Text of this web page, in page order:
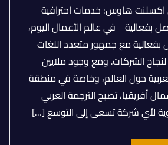
اكسلنت هاوس: خدمات احترافية
بفعالية في عالم الأعمال اليوم،
بفعالية مع جمهور متعدد اللغات
الشركات. ومع وجود ملايين
حول العالم، وخاصة في منطقة
أفريقيا، تصبح الترجمة العربي
لأي شركة تسعى إلى التوسع […]